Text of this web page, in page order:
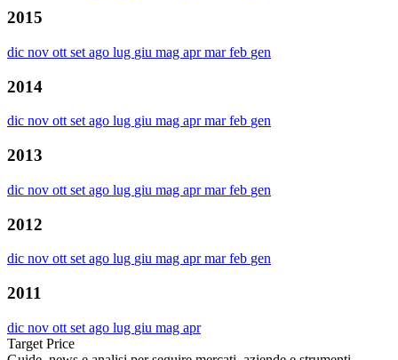
2015
dic nov ott set ago lug giu mag aprmarfeb gen
2014
dic nov ottsetago lug giu mag aprmarfeb gen
2013
dic nov ott set ago lug giu mag aprmarfeb gen
2012
dic nov ott set ago lug giu mag aprmarfeb gen
2011
dic nov ott set ago lug giu mag apr
Target Price